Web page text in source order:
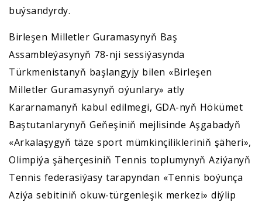
buýsandyrdy.
Birleşen Milletler Guramasynyň Baş
Assambleýasynyň 78-nji sessiýasynda
Türkmenistanyň başlangyjy bilen «Birleşen
Milletler Guramasynyň oýunlary» atly
Kararnamanyň kabul edilmegi, GDA-nyň Hökümet
Baştutanlarynyň Geňeşiniň mejlisinde Aşgabadyň
«Arkalaşygyň täze sport mümkinçilikleriniň şäheri»,
Olimpiýa şäherçesiniň Tennis toplumynyň Aziýanyň
Tennis federasiýasy tarapyndan «Tennis boýunça
Aziýa sebitiniň okuw-türgenleşik merkezi» diýlip